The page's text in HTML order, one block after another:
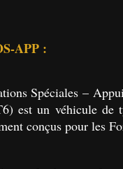
APP :
Spéciales –
est un véhicule de
conçus pour les